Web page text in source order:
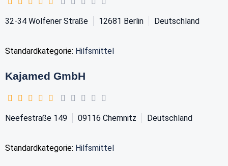
32-34 Wolfener Straße 12681 Berlin Deutschland
Standardkategorie: Hilfsmittel
Kajamed GmbH
Neefestraße 149 09116 Chemnitz Deutschland
Standardkategorie: Hilfsmittel